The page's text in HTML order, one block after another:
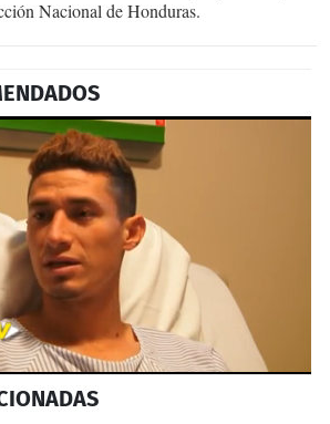
Nacional de Honduras.